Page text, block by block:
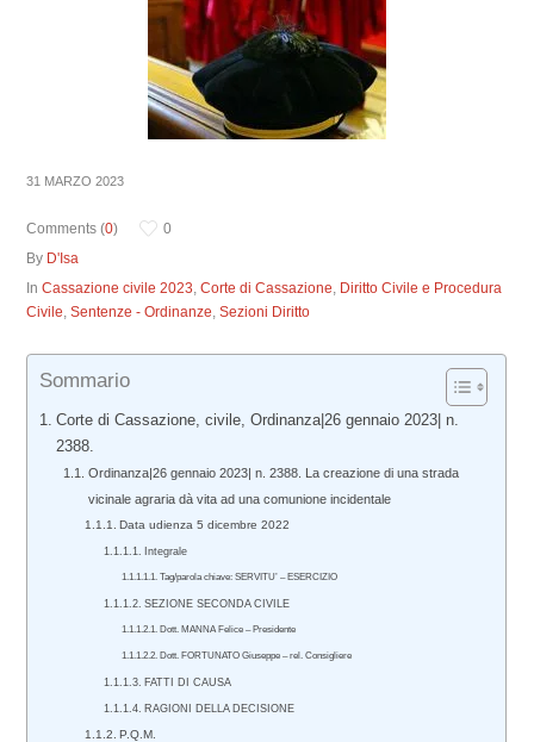
31 MARZO 2023
Comments (0)
0
By D'Isa
InCassazione civile 2023,Corte di Cassazione, Diritto Civile e Procedura
Civile,Sentenze - Ordinanze,Sezioni Diritto
Sommario
Corte di Cassazione, civile, Ordinanza|26 gennaio 2023| n.
2388.
Ordinanza|26 gennaio 2023| n. 2388. La creazione di una strada
vicinale agraria dà vita ad una comunione incidentale
Data udienza 5 dicembre 2022
Integrale
Tag/parola chiave: SERVITU’ – ESERCIZIO
SEZIONE SECONDA CIVILE
Dott. MANNA Felice – Presidente
Dott. FORTUNATO Giuseppe – rel. Consigliere
FATTI DI CAUSA
RAGIONI DELLA DECISIONE
P.Q.M.